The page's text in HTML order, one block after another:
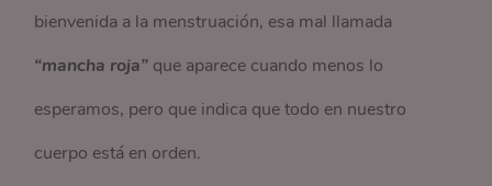
bienvenida a la menstruación, esa mal llamada
“mancha roja” que aparece cuando menos lo
esperamos, pero que indica que todo en nuestro
cuerpo está en orden.